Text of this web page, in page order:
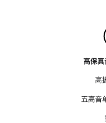
高保真
高
五高音